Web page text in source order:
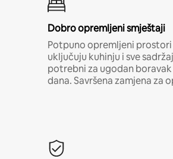
Dobro opremljeni smještaji
Potpuno opremljeni prostori
uključuju kuhinju i sve
potrebni za ugodan boravak
dana. Savršena zamjena za